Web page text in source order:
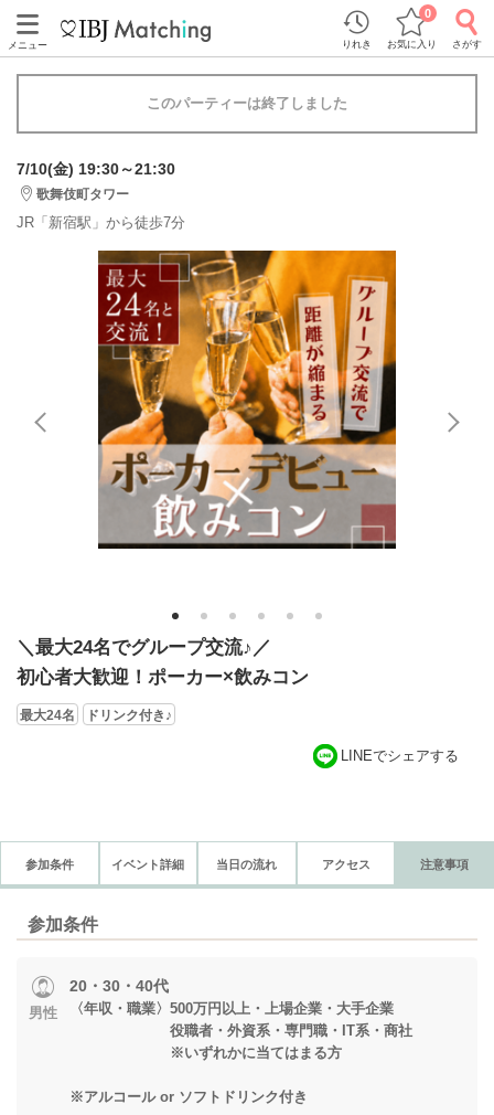
メニュー りれき お気に入り
0
さがす
このパーティーは終了しました
7/10(金) 19:30～21:30
歌舞伎町タワー
JR「新宿駅」から徒歩7分
1 2 3 4 5 6
＼最大24名でグループ交流♪／
初心者大歓迎！ポーカー×飲みコン
最大24名 ドリンク付き♪
LINEでシェアする
参加条件 イベント詳細 当日の流れ アクセス 注意事項
参加条件
男性
20・30・40代
〈年収・職業〉500万円以上・上場企業・大手企業
役職者・外資系・専門職・IT系・商社
※いずれかに当てはまる方
※アルコール or ソフトドリンク付き